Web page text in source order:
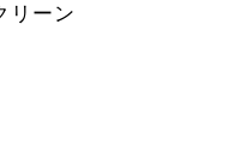
リーン